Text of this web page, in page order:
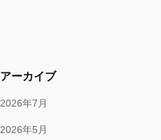
アーカイブ
2026年7月
2026年5月